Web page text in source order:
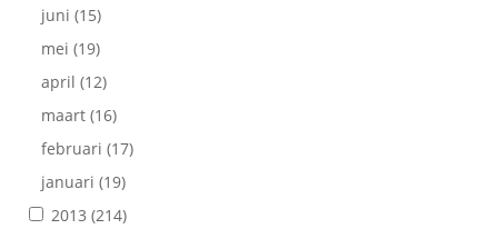
juni (15)
mei (19)
april (12)
maart (16)
februari (17)
januari (19)
2013 (214)